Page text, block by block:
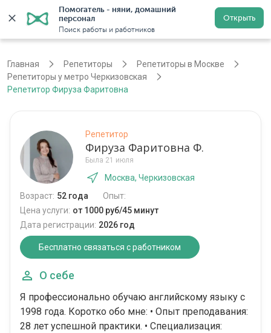
Помогатель - няни, домашний
персонал
Поиск работы и работников
Открыть
Регистрация
Главная Репетиторы
Репетиторы в Москве
Репетиторы у метро Черкизовская
Репетитор Фируза Фаритовна
Репетитор
Фируза Фаритовна Ф.
Была 21 июля
Москва, Черкизовская
Возраст: 52 года
Опыт:
Цена услуги: от 1000 руб/45 минут
Дата регистрации: 2026 год
Бесплатно связаться с работником
О себе
Я профессионально обучаю английскому языку с
1998 года. Коротко обо мне: • Опыт преподавания:
28 лет успешной практики. • Специализация: